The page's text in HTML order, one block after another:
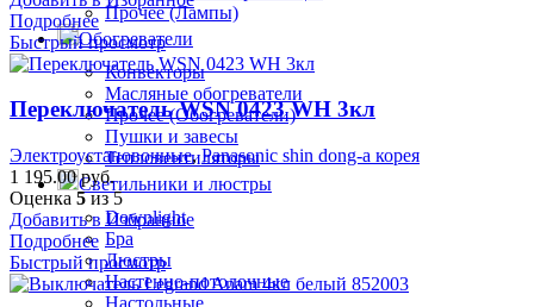
Прочее (Лампы)
Обогреватели
Конвекторы
Масляные обогреватели
Прочее (Обогреватели)
Пушки и завесы
Тепловентиляторы
Светильники и люстры
Downlight
Бра
Люстры
Настенно-потолочные
Настольные
Подробнее
Быстрый просмотр
Переключатель WSN 0423 WH 3кл
Электроустановочные,Panasonic shin dong-a корея
1 195.00руб.
Оценка 5из 5
Добавить в Избранное
Подробнее
Быстрый просмотр